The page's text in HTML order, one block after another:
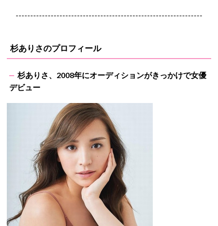
----------------------------------------------------------------
杉ありさのプロフィール
杉ありさ、2008年にオーディションがきっかけで女優
デビュー